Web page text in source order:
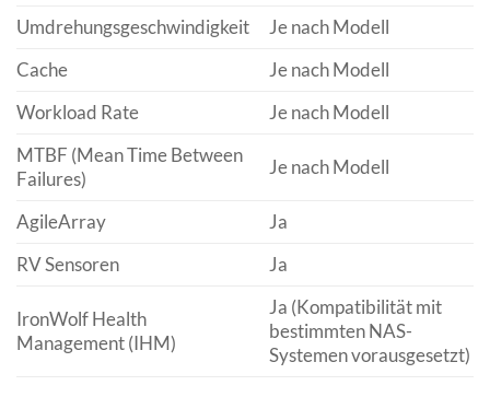
Umdrehungsgeschwindigkeit
Je nach Modell
Cache
Je nach Modell
Workload Rate
Je nach Modell
MTBF (Mean Time Between
Failures)
Je nach Modell
AgileArray
Ja
RV Sensoren
Ja
IronWolf Health
Management (IHM)
Ja (Kompatibilität mit
bestimmten NAS-
Systemen vorausgesetzt)